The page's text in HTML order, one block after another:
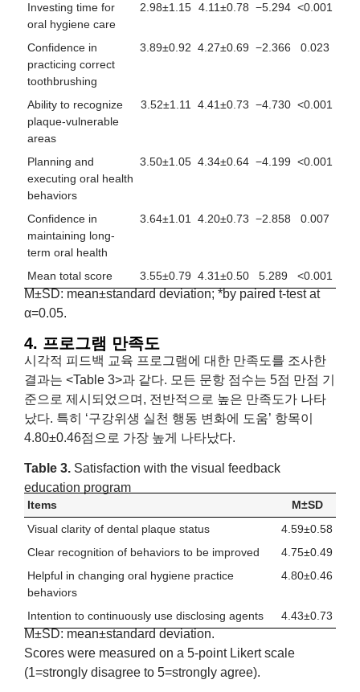
Investing time for
oral hygiene care
2.98±1.15 4.11±0.78 −5.294 <0.001
Confidence in
practicing correct
toothbrushing
3.89±0.92 4.27±0.69 −2.366 0.023
Ability to recognize
plaque-vulnerable
areas
3.52±1.11 4.41±0.73 −4.730 <0.001
Planning and
executing oral health
behaviors
3.50±1.05 4.34±0.64 −4.199 <0.001
Confidence in
maintaining long-
term oral health
3.64±1.01 4.20±0.73 −2.858 0.007
Mean total score 3.55±0.79 4.31±0.50 5.289 <0.001
M±SD: mean±standard deviation; *by paired t-test at
α=0.05.
4. 프로그램 만족도
시각적 피드백 교육 프로그램에 대한 만족도를 조사한
결과는 <Table 3>과 같다. 모든 문항 점수는 5점 만점 기
준으로 제시되었으며, 전반적으로 높은 만족도가 나타
났다. 특히 ‘구강위생 실천 행동 변화에 도움’ 항목이
4.80±0.46점으로 가장 높게 나타났다.
Table 3. Satisfaction with the visual feedback
education program
Items
M±SD
Visual clarity of dental plaque status
4.59±0.58
Clear recognition of behaviors to be improved
4.75±0.49
Helpful in changing oral hygiene practice
behaviors
4.80±0.46
Intention to continuously use disclosing agents 4.43±0.73
M±SD: mean±standard deviation.
Scores were measured on a 5-point Likert scale
(1=strongly disagree to 5=strongly agree).